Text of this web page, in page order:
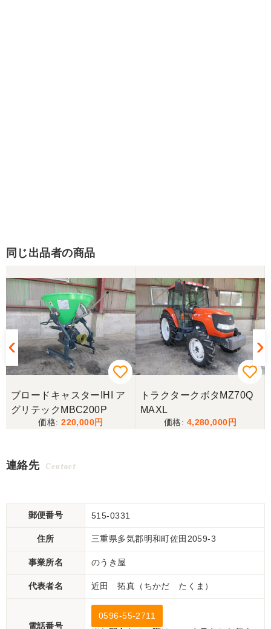
同じ出品者の商品
ブロードキャスターIHI ア
グリテックMBC200P
220,000
トラクタークボタMZ70Q
MAXL
4,280,000
連絡先 Contact
郵便番号 515-0331
住所 三重県多気郡明和町佐田2059-3
事業所名 のうき屋
代表者名 近田 拓真（ちかだ たくま）
電話番号
0596-55-2711